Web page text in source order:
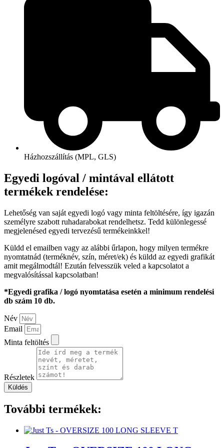
Házhozszállítás (MPL, GLS)
Egyedi logóval / mintával ellátott
termékek rendelése:
Lehetőség van saját egyedi logó vagy minta feltöltésére, így igazán
személyre szabott ruhadarabokat rendelhetsz. Tedd különlegessé
megjelenésed egyedi tervezésű termékeinkkel!
Küldd el emailben vagy az alábbi űrlapon, hogy milyen termékre
nyomtatnád (terméknév, szín, méret/ek) és küldd az egyedi grafikát
amit megálmodtál! Ezután felvesszük veled a kapcsolatot a
megvalósítással kapcsolatban!
*Egyedi grafika / logó nyomtatása esetén a minimum rendelési
db szám 10 db.
Név
Email
Minta feltöltés
Részletek
Küldés
További termékek: